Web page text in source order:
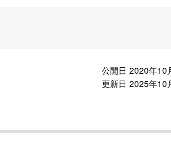
公開日 2020年10
更新日 2025年10